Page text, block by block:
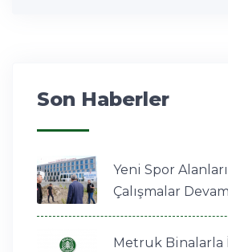
Son Haberler
Yeni Spor
Çalışmalar
Metruk Binalarla